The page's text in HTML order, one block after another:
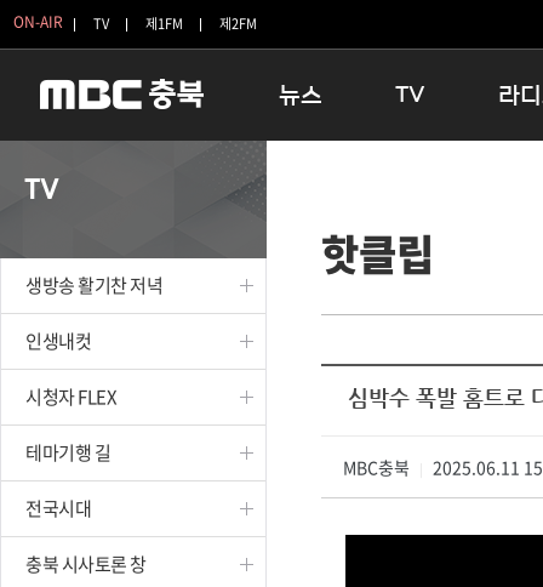
ON-AIR TV 제1FM 제2FM
뉴스
보은
옥천
TV
인생내컷
테마기행 길
시청자 FLEX
특집프로그램
종영프로그램
라
TV
생방송 활기찬 저녁
인생내컷
시청자 FLEX
테마기행 길
전국시대
충북 시사토론 창
핫클립
심박수 폭발 홈트로
MBC충북 2025.06.11